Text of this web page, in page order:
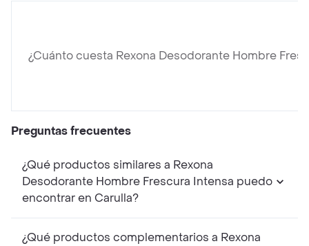
¿Cuánto cuesta Rexona Desodorante Hombre
Preguntas frecuentes
¿Qué productos similares a Rexona
Desodorante Hombre Frescura Intensa puedo
encontrar en Carulla?
¿Qué productos complementarios a Rexona